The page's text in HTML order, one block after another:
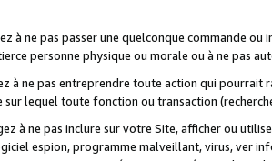
à ne pas passer une quelconque commande
personne physique ou morale ou à ne pas
à ne pas entreprendre toute action qui
sur lequel toute fonction ou transaction
à ne pas inclure sur votre Site, afficher ou
espion, programme malveillant, virus, ver